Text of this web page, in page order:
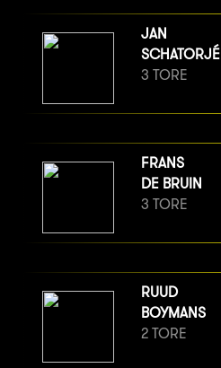
JAN
SCHATORJÉ
3 TORE
FRANS
DE BRUIN
3 TORE
RUUD
BOYMANS
2 TORE